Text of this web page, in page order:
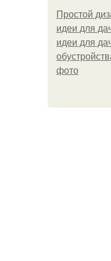
Простой
идеи для
идеи для
фото